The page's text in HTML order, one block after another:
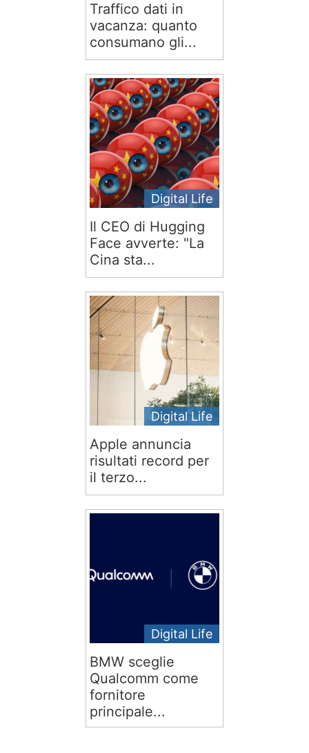
Traffico dati in
vacanza: quanto
consumano gli...
Digital Life
Il CEO di Hugging
Face avverte: "La
Cina sta...
Digital Life
Apple annuncia
risultati record per
il terzo...
Digital Life
BMW sceglie
Qualcomm come
fornitore
principale...